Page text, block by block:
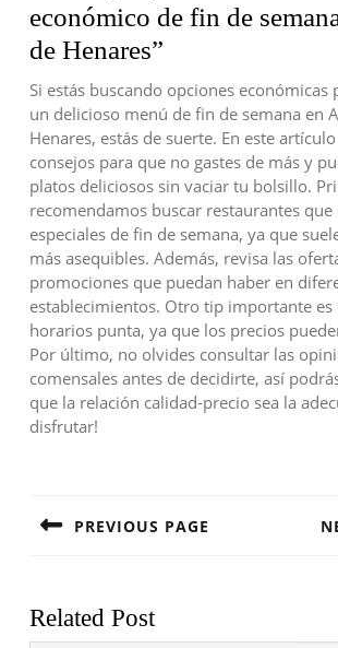
económico de fin de
de Henares”
Si estás buscando opciones
un delicioso menú de fin de semana en
Henares, estás de suerte. En este
consejos para que no gastes de más y
platos deliciosos sin vaciar tu bolsillo.
recomendamos buscar restaurantes
especiales de fin de semana, ya que
más asequibles. Además, revisa las
promociones que puedan haber en
establecimientos. Otro tip importante es
horarios punta, ya que los precios
Por último, no olvides consultar las
comensales antes de decidirte, así
que la relación calidad-precio sea la
disfrutar!
entradas
PREVIOUS PAGE
Related Post